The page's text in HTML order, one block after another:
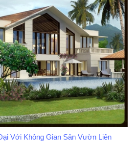
Với Không Gian Sân Vườn Liên